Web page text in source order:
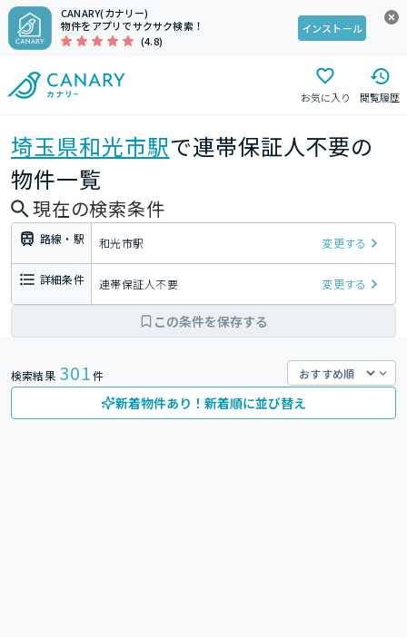
CANARY(カナリー)
物件をアプリでサクサク検索！
(4.8)
インストール
お気に入り 閲覧履歴
埼玉県和光市駅で連帯保証人不要の
物件一覧
現在の検索条件
路線・駅 和光市駅 変更する
詳細条件 連帯保証人不要 変更する
この条件を保存する
検索結果 301件
新着物件あり！新着順に並び替え